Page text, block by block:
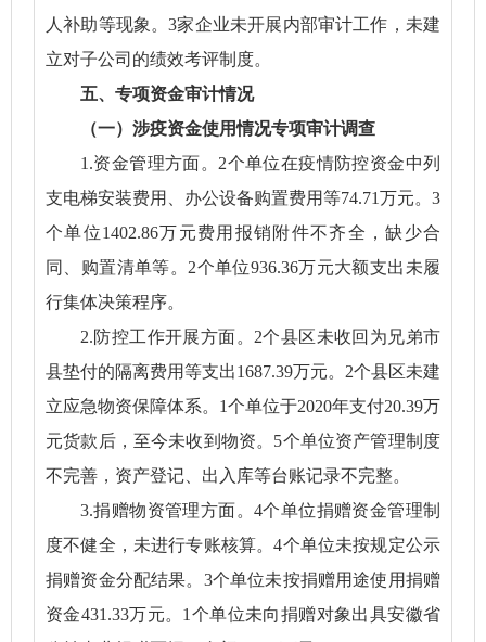
人补助等现象。3家企业未开展内部审计工作，未建
立对子公司的绩效考评制度。
五、专项资金审计情况
（一）涉疫资金使用情况专项审计调查
1.资金管理方面。2个单位在疫情防控资金中列
支电梯安装费用、办公设备购置费用等74.71万元。3
个单位1402.86万元费用报销附件不齐全，缺少合
同、购置清单等。2个单位936.36万元大额支出未履
行集体决策程序。
2.防控工作开展方面。2个县区未收回为兄弟市
县垫付的隔离费用等支出1687.39万元。2个县区未建
立应急物资保障体系。1个单位于2020年支付20.39万
元货款后，至今未收到物资。5个单位资产管理制度
不完善，资产登记、出入库等台账记录不完整。
3.捐赠物资管理方面。4个单位捐赠资金管理制
度不健全，未进行专账核算。4个单位未按规定公示
捐赠资金分配结果。3个单位未按捐赠用途使用捐赠
资金431.33万元。1个单位未向捐赠对象出具安徽省